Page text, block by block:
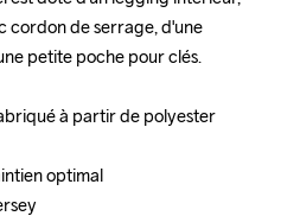
cordon de serrage, d'une
petite poche pour clés.
à partir de polyester
optimal
cordon de serrage, d'une
petite poche pour clés.
à partir de polyester
optimal